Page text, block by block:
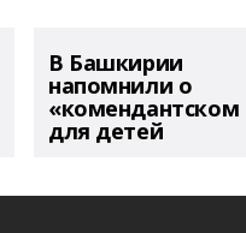
В Башкирии
напомнили о
«комендантском
для детей